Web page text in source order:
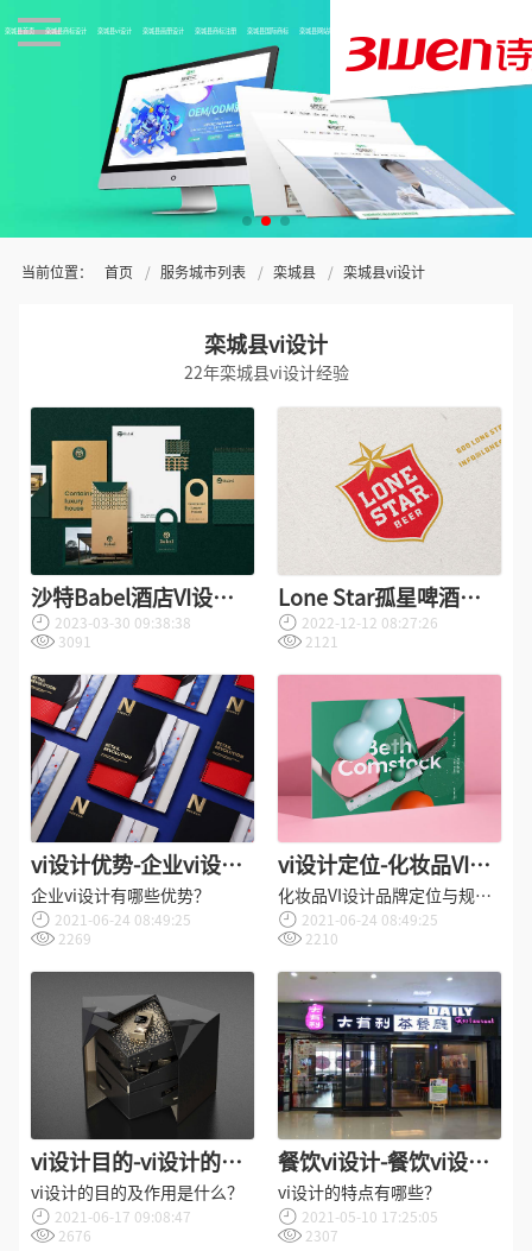
栾城县首页 栾城县商标设计 栾城县vi设计 栾城县画册设计 栾城县商标注册 栾城县国际商标 栾城县网站制作
当前位置： 首页 服务城市列表 栾城县 栾城县vi设计
栾城县vi设计
22年栾城县vi设计经验
沙特Babel酒店VI设计
欣赏2023-03-30 09:38:38
3091
Lone Star孤星啤酒视
觉VI形象设计
2022-12-12 08:27:26
2121
vi设计优势-企业vi设计
有哪些优势？
企业vi设计有哪些优势？
2021-06-24 08:49:25
2269
vi设计定位-化妆品VI设
计品牌定位与规划？
化妆品VI设计品牌定位与规
划？2021-06-24 08:49:25
2210
vi设计目的-vi设计的目
的及作用是什么？
vi设计的目的及作用是什么？
2021-06-17 09:08:47
2676
餐饮vi设计-餐饮vi设计
有哪些特点？
vi设计的特点有哪些？
2021-05-10 17:25:05
2307